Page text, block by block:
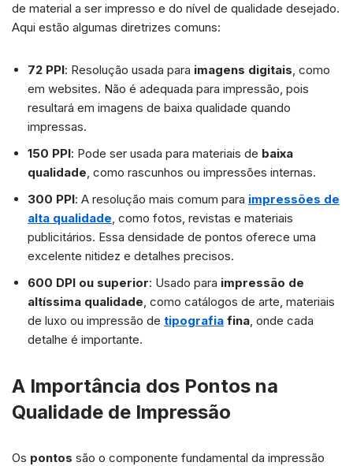
de material a ser impresso e do nível de qualidade desejado.
Aqui estão algumas diretrizes comuns:
72 PPI: Resolução usada para imagens digitais , como
em websites. Não é adequada para impressão, pois
resultará em imagens de baixa qualidade quando
impressas.
150 PPI: Pode ser usada para materiais de baixa
qualidade , como rascunhos ou impressões internas.
300 PPI: A resolução mais comum para impressões de
alta qualidade , como fotos, revistas e materiais
publicitários. Essa densidade de pontos oferece uma
excelente nitidez e detalhes precisos.
600 DPI ou superior: Usado para impressão de
altíssima qualidade , como catálogos de arte, materiais
de luxo ou impressão de tipografia fina , onde cada
detalhe é importante.
A Importância dos Pontos na
Qualidade de Impressão
Os pontos são o componente fundamental da impressão